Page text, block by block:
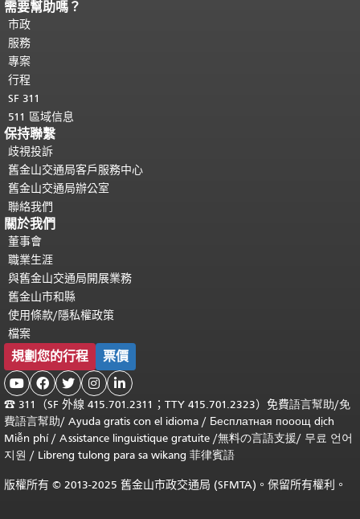
頁面內容結束。
都會重複顯示。
需要幫助嗎？
市政
服務
專案
行程
SF 311
511 區域信息
保持聯繫
歧視投訴
舊金山交通局客戶服務中心
舊金山交通局辦公室
聯絡我們
關於我們
董事會
職業生涯
與舊金山交通局開展業務
舊金山市和縣
使用條款/隱私權政策
檔案
規劃您的行程 票價
    
☎ 311（SF 外線 415.701.2311；TTY 415.701.2323）免費語言幫助/免
費語言幫助/ Ayuda gratis con el idioma / Бесплатная пооощ dịch
Miễn phí/ Assistance linguistique gratuite /無料の言語支援/ 무료 언어
지원 / Libreng tulong para sa wikang 菲律賓語
版權所有 © 2013-2025 舊金山市政交通局 (SFMTA)。保留所有權利。